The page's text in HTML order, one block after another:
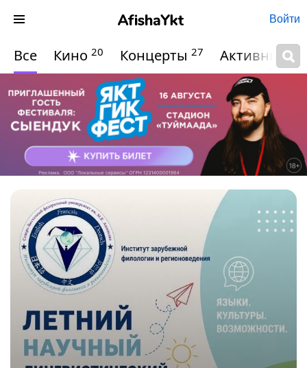
Войти
Все Кино 20 Концерты 27 Активный